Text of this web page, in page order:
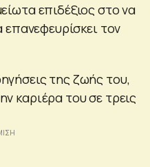
επιδέξιος στο να
επανεφευρίσκει τον
της ζωής του,
καριέρα του σε τρεις